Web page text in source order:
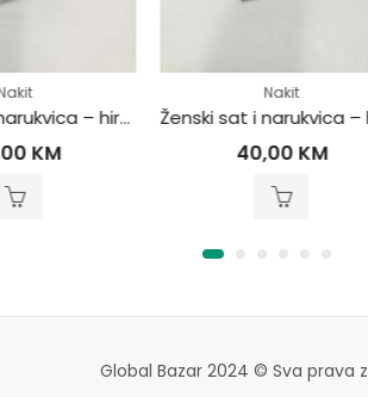
Ženski sat i narukvica – hirurški čelik Ženski sat i narukvica – hirurški čelik
Global Bazar 2024 © Sva prava